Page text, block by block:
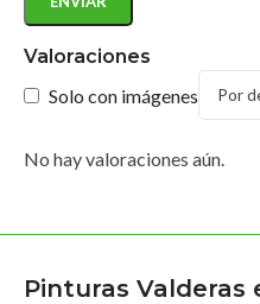
Valoraciones
Solo con imágenes
No hay valoraciones aún.
Pinturas Valderas